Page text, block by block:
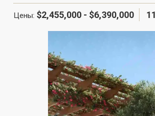
Цены: $2,455,000 - $6,390,000 11